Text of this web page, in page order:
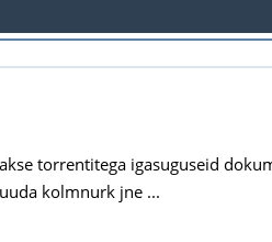
torrentitega igasuguseid
kolmnurk jne ...